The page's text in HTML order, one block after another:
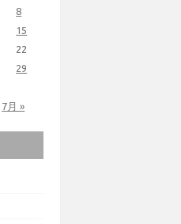
7月 »
8
15
22
29